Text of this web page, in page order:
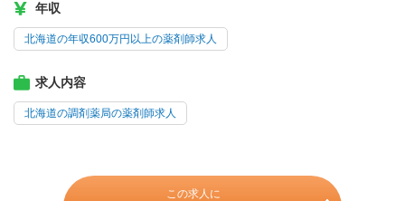
年収
北海道の年収600万円以上の薬剤師求人
求人内容
北海道の調剤薬局の薬剤師求人
この求人に